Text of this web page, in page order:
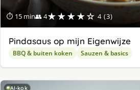
⏱ 15 min👥 4★★★★☆ 4 (3)
Pindasaus op mijn Eigenwijze
BBQ & buiten koken Sauzen & basics
AI-kok